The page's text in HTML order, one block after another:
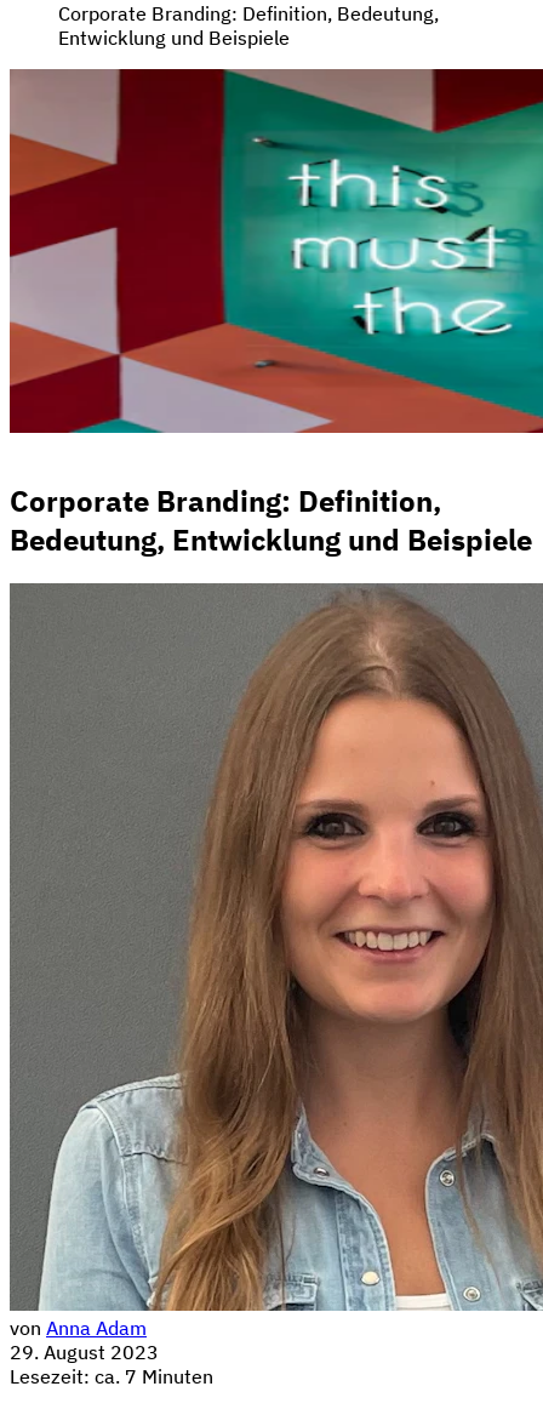
Corporate Branding: Definition, Bedeutung,
Entwicklung und Beispiele
Corporate Branding: Definition,
Bedeutung, Entwicklung und Beispiele
von Anna Adam
29. August 2023
Lesezeit: ca. 7 Minuten